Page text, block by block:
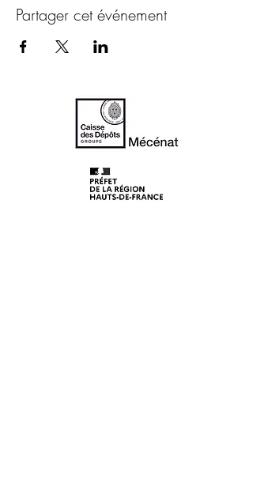
Partager cet événement